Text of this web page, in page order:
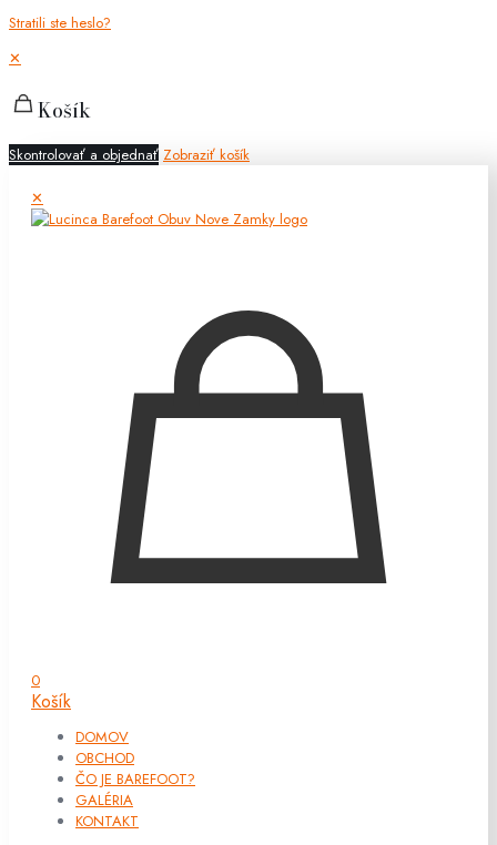
Stratili ste heslo?
✕
Košík
Skontrolovať a objednať Zobraziť košík
✕
0
Košík
DOMOV
OBCHOD
ČO JE BAREFOOT?
GALÉRIA
KONTAKT